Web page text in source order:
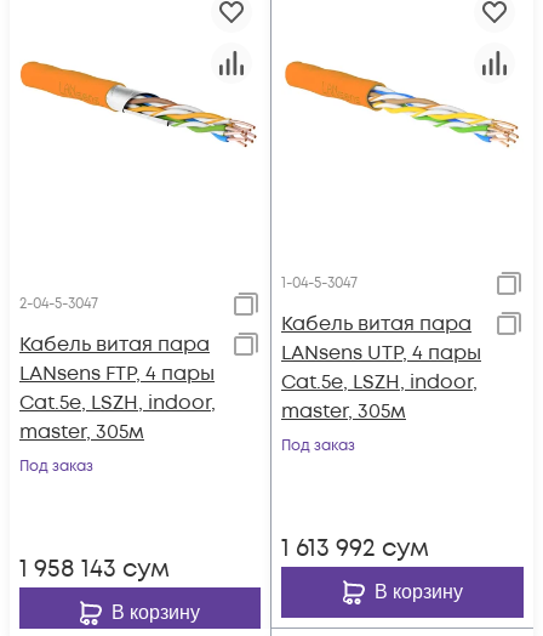
2-04-5-3047
Кабель витая пара
LANsens FTP, 4 пары
Cat.5e, LSZH, indoor,
master, 305м
Под заказ
1 958 143 сум
В корзину
1-04-5-3047
Кабель витая пара
LANsens UTP, 4 пары
Cat.5e, LSZH, indoor,
master, 305м
Под заказ
1 613 992 сум
В корзину